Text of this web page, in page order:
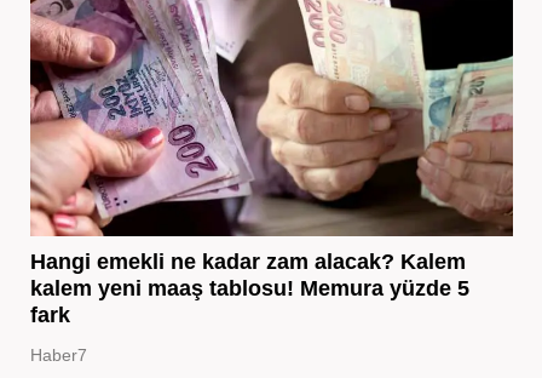
Hangi emekli ne kadar zam alacak? Kalem
kalem yeni maaş tablosu! Memura yüzde 5
fark
Haber7